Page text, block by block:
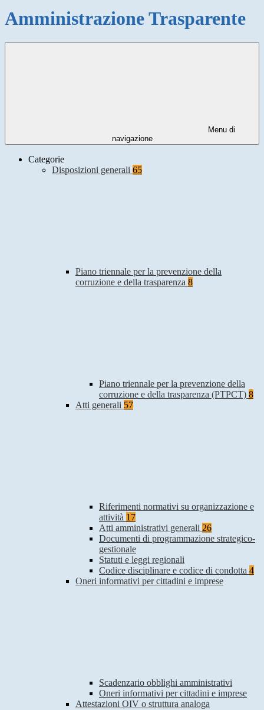
Amministrazione Trasparente
Menu di
navigazione
Categorie
Disposizioni generali 65
Piano triennale per la prevenzione della
corruzione e della trasparenza 8
Piano triennale per la prevenzione della
corruzione e della trasparenza (PTPCT) 8
Atti generali 57
Riferimenti normativi su organizzazione e
attività 17
Atti amministrativi generali 26
Documenti di programmazione strategico-
gestionale
Statuti e leggi regionali
Codice disciplinare e codice di condotta 4
Oneri informativi per cittadini e imprese
Scadenzario obblighi amministrativi
Oneri informativi per cittadini e imprese
Attestazioni OIV o struttura analoga